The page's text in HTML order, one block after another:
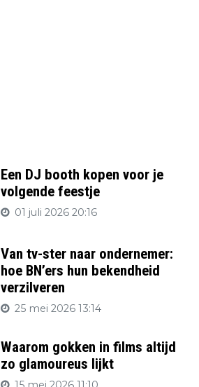
Een DJ booth kopen voor je
volgende feestje
01 juli 2026 20:16
Van tv-ster naar ondernemer:
hoe BN’ers hun bekendheid
verzilveren
25 mei 2026 13:14
Waarom gokken in films altijd
zo glamoureus lijkt